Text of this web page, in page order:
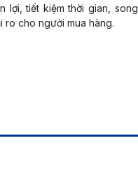
lợi, tiết kiệm thời gian, song
ro cho người mua hàng.